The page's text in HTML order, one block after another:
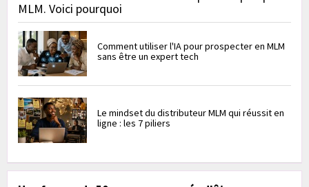
MLM. Voici pourquoi
Comment utiliser l'IA pour prospecter en MLM
sans être un expert tech
Le mindset du distributeur MLM qui réussit en
ligne : les 7 piliers